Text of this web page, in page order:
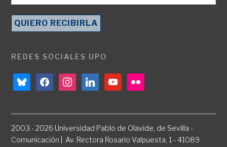
REDES SOCIALES UPO
blueskyfacebookinstagramlinkedinyoutubeflickr
2003 - 2026 Universidad Pablo de Olavide, de Sevilla -
Comunicación | Av. Rectora Rosario Valpuesta, 1 - 41089